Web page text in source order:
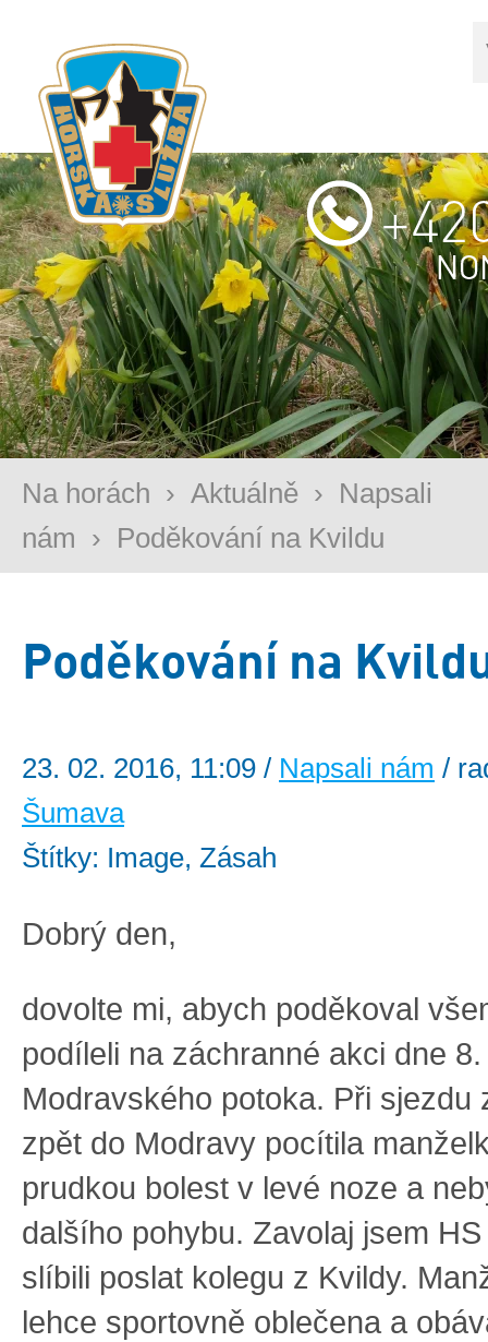
Na horách › Aktuálně › Napsali
nám › Poděkování na Kvildu
Poděkování na
23. 02. 2016, 11:09 / Napsali nám /
Šumava
Štítky: Image, Zásah
Dobrý den,
dovolte mi, abych poděkoval
podíleli na záchranné akci dne
Modravského potoka. Při sjezdu
zpět do Modravy pocítila
prudkou bolest v levé noze a
dalšího pohybu. Zavolaj jsem
slíbili poslat kolegu z Kvildy.
lehce sportovně oblečena a